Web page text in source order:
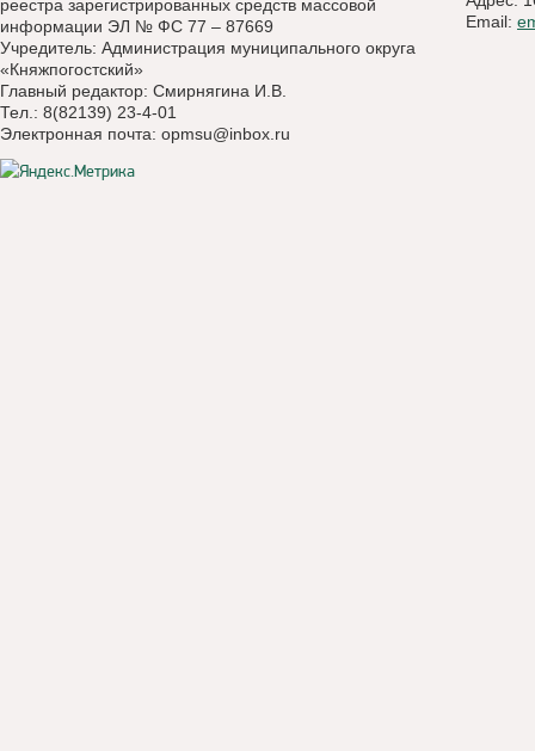
реестра зарегистрированных средств массовой
информации ЭЛ № ФС 77 – 87669
Учредитель: Администрация муниципального округа
«Княжпогостский»
Главный редактор: Смирнягина И.В.
Тел.: 8(82139) 23-4-01
Электронная почта: opmsu@inbox.ru
Email: